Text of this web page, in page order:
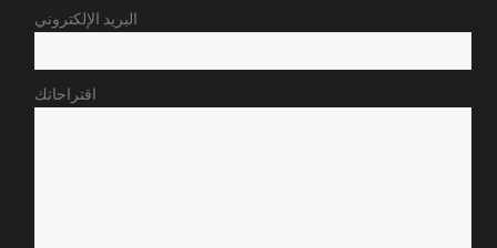
البريد الإلكتروني
اقتراحاتك